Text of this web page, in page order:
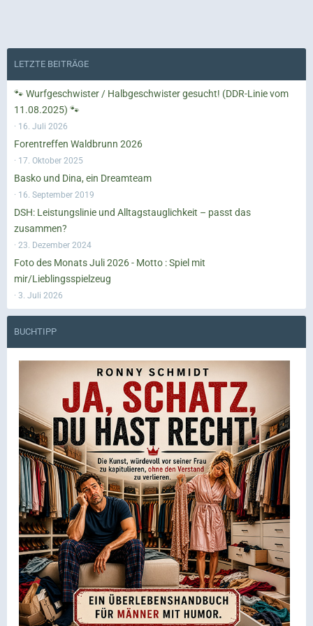
LETZTE BEITRÄGE
🐾 Wurfgeschwister / Halbgeschwister gesucht! (DDR-Linie vom
11.08.2025) 🐾
16. Juli 2026
Forentreffen Waldbrunn 2026
17. Oktober 2025
Basko und Dina, ein Dreamteam
16. September 2019
DSH: Leistungslinie und Alltagstauglichkeit – passt das
zusammen?
23. Dezember 2024
Foto des Monats Juli 2026 - Motto : Spiel mit
mir/Lieblingsspielzeug
3. Juli 2026
BUCHTIPP